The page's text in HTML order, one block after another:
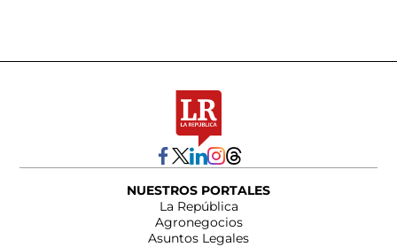
NUESTROS PORTALES
La República
Agronegocios
Asuntos Legales